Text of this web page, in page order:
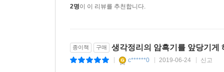
2명이 이 리뷰를 추천합니다.
종이책 구매 생각정리의 암흑기를 앞당기게
c******0 2019-06-24 신고